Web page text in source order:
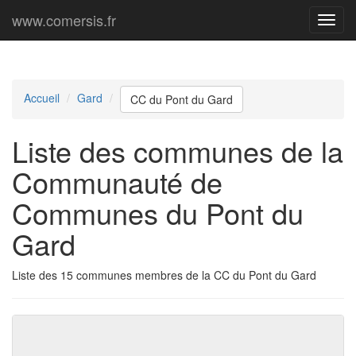
Menu
www.comersis.fr
Accueil Gard CC du Pont du Gard
Liste des communes de la
Communauté de
Communes du Pont du
Gard
Liste des 15 communes membres de la CC du Pont du Gard